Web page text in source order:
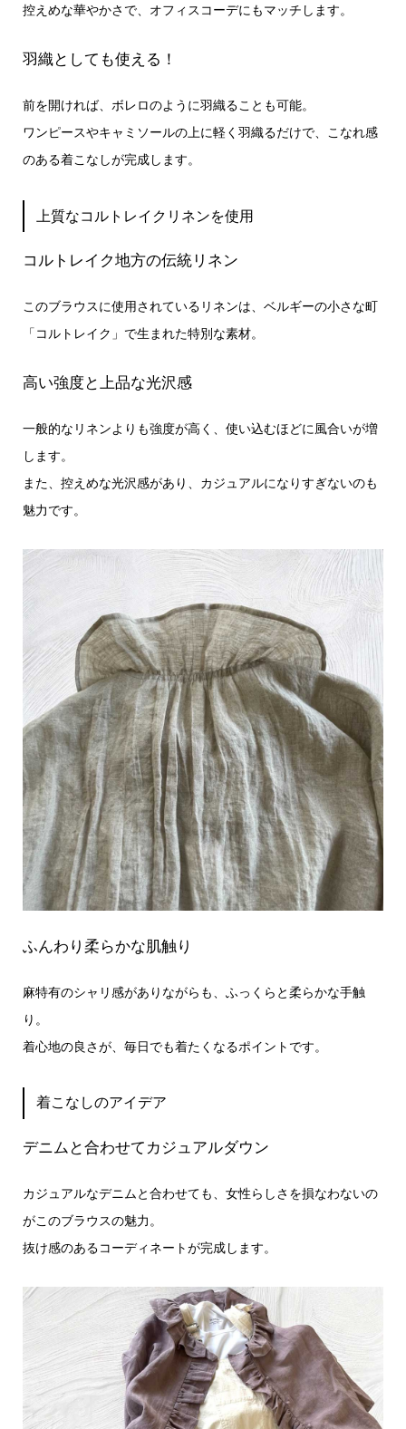
控えめな華やかさで、オフィスコーデにもマッチします。
羽織としても使える！
前を開ければ、ボレロのように羽織ることも可能。
ワンピースやキャミソールの上に軽く羽織るだけで、こなれ感
のある着こなしが完成します。
上質なコルトレイクリネンを使用
コルトレイク地方の伝統リネン
このブラウスに使用されているリネンは、ベルギーの小さな町
「コルトレイク」で生まれた特別な素材。
高い強度と上品な光沢感
一般的なリネンよりも強度が高く、使い込むほどに風合いが増
します。
また、控えめな光沢感があり、カジュアルになりすぎないのも
魅力です。
ふんわり柔らかな肌触り
麻特有のシャリ感がありながらも、ふっくらと柔らかな手触
り。
着心地の良さが、毎日でも着たくなるポイントです。
着こなしのアイデア
デニムと合わせてカジュアルダウン
カジュアルなデニムと合わせても、女性らしさを損なわないの
がこのブラウスの魅力。
抜け感のあるコーディネートが完成します。